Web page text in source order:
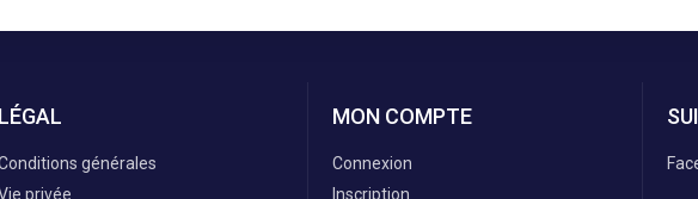
LÉGAL
générales
privée
MON COMPTE
Connexion
Inscription